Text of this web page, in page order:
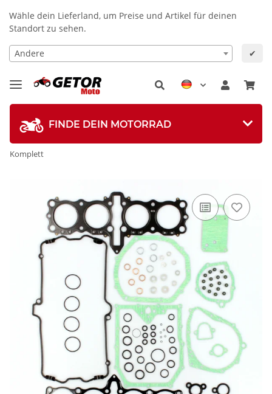
Wähle dein Lieferland, um Preise und Artikel für deinen
Standort zu sehen.
Andere ✔
FINDE DEIN MOTORRAD
Komplett